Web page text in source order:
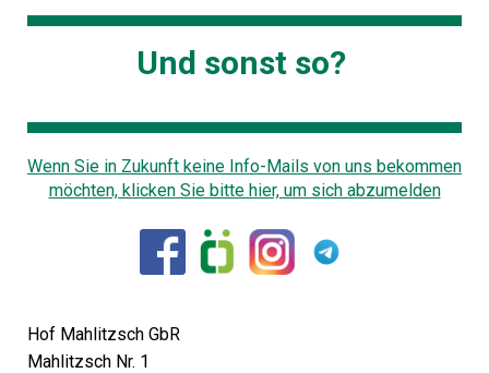
Und sonst so?
Wenn Sie in Zukunft keine Info-Mails von uns bekommen
möchten, klicken Sie bitte hier, um sich abzumelden
Hof Mahlitzsch GbR
Mahlitzsch Nr. 1